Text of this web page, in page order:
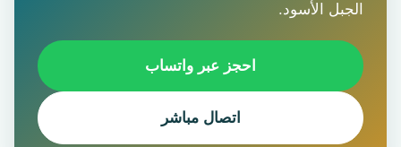
الجبل الأسود.
احجز عبر واتساب
اتصال مباشر